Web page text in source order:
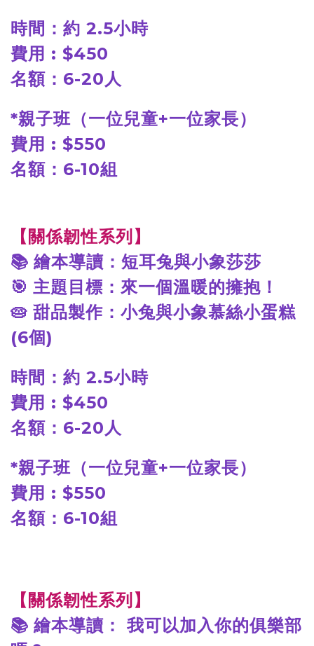
時間：約 2.5小時
費用 : $450
名額：6-20人
*親子班（一位兒童+一位家長）
費用 : $550
名額：6-10組
【關係韌性系列】
📚 繪本導讀：短耳兔與小象莎莎
🎯 主題目標：來一個溫暖的擁抱！
🥧 甜品製作：小兔與小象慕絲小蛋糕
(6個)
時間：約 2.5小時
費用 : $450
名額：6-20人
*親子班（一位兒童+一位家長）
費用 : $550
名額：6-10組
【關係韌性系列】
📚 繪本導讀： 我可以加入你的俱樂部